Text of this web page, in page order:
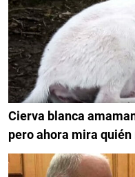
Cierva blanca
pero ahora mira